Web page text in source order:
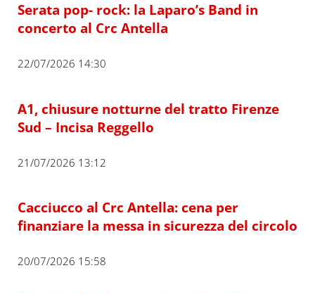
Serata pop- rock: la Laparo’s Band in
concerto al Crc Antella
22/07/2026 14:30
A1, chiusure notturne del tratto Firenze
Sud – Incisa Reggello
21/07/2026 13:12
Cacciucco al Crc Antella: cena per
finanziare la messa in sicurezza del circolo
20/07/2026 15:58